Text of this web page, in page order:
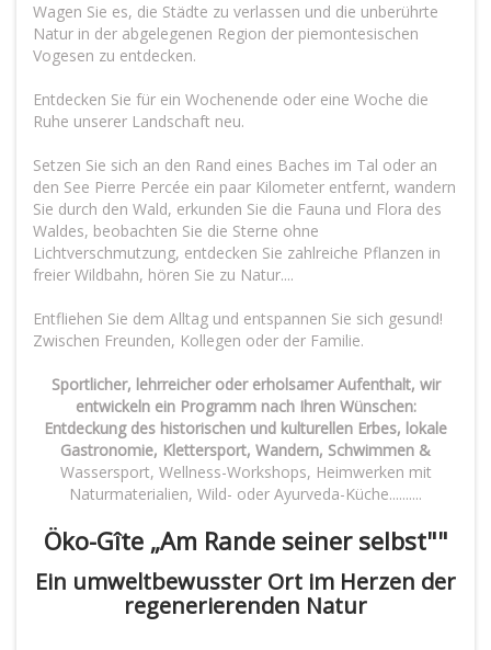
Wagen Sie es, die Städte zu verlassen und die unberührte
Natur in der abgelegenen Region der piemontesischen
Vogesen zu entdecken.
Entdecken Sie für ein Wochenende oder eine Woche die
Ruhe unserer Landschaft neu.
Setzen Sie sich an den Rand eines Baches im Tal oder an
den See Pierre Percée ein paar Kilometer entfernt, wandern
Sie durch den Wald, erkunden Sie die Fauna und Flora des
Waldes, beobachten Sie die Sterne ohne
Lichtverschmutzung, entdecken Sie zahlreiche Pflanzen in
freier Wildbahn, hören Sie zu Natur....
Entfliehen Sie dem Alltag und entspannen Sie sich gesund!
Zwischen Freunden, Kollegen oder der Familie.
Sportlicher, lehrreicher oder erholsamer Aufenthalt, wir
entwickeln ein Programm nach Ihren Wünschen:
Entdeckung des historischen und kulturellen Erbes, lokale
Gastronomie, Klettersport, Wandern, Schwimmen &
Wassersport, Wellness-Workshops, Heimwerken mit
Naturmaterialien, Wild- oder Ayurveda-Küche..........
Öko-Gîte „Am Rande seiner selbst""
Ein umweltbewusster Ort im Herzen der
regenerierenden Natur